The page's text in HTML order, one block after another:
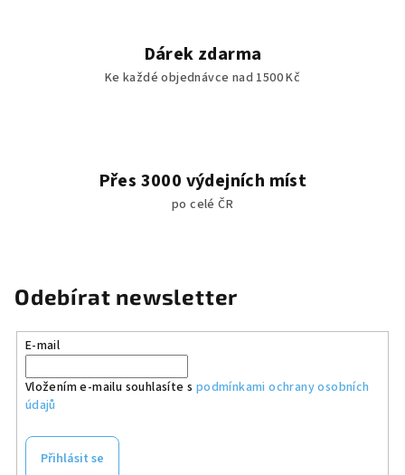
Dárek zdarma
Ke každé objednávce nad 1500 Kč
Přes 3000 výdejních míst
po celé ČR
Odebírat newsletter
E-mail
Vložením e-mailu souhlasíte s podmínkami ochrany osobních
údajů
Přihlásit se